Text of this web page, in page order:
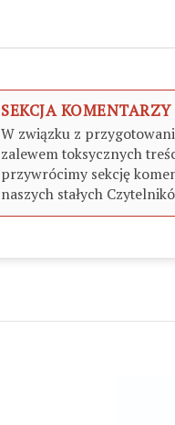
SEKCJA
W związku z
zalewem toksycznych
przywrócimy sekcję
naszych stałych